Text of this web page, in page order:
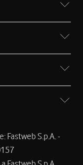
Fastweb S.p.A. -